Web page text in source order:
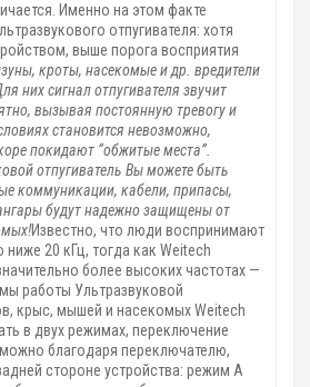
Именно на этом факте
отпугивателя: хотя
выше порога восприятия
кроты, насекомые и др. вредители
них сигнал отпугивателя звучит
вызывая постоянную тревогу и
становится невозможно,
покидают “обжитые места”.
отпугиватель Вы можете быть
коммуникации, кабели, припасы,
будут надежно защищены от
Известно, что люди воспринимают
ниже 20 кГц, тогда как Weitech
более высоких частотах —
работы Ультразвуковой
крыс, мышей и насекомых Weitech
в двух режимах, переключение
благодаря переключателю,
стороне устройства: режим А